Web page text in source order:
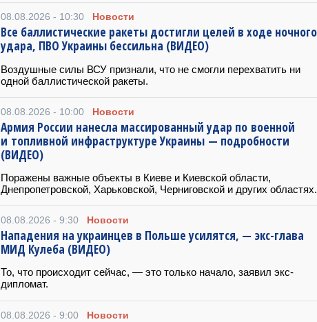
08.08.2026 - 10:30 Новости
Все баллистические ракеты достигли целей в ходе ночного
удара, ПВО Украины бессильна (ВИДЕО)
Воздушные силы ВСУ признали, что не смогли перехватить ни
одной баллистической ракеты.
08.08.2026 - 10:00 Новости
Армия России нанесла массированный удар по военной
и топливной инфраструктуре Украины — подробности
(ВИДЕО)
Поражены важные объекты в Киеве и Киевской области,
Днепропетровской, Харьковской, Черниговской и других областях.
08.08.2026 - 9:30 Новости
Нападения на украинцев в Польше усилятся, — экс-глава
МИД Кулеба (ВИДЕО)
То, что происходит сейчас, — это только начало, заявил экс-
дипломат.
08.08.2026 - 9:00 Новости